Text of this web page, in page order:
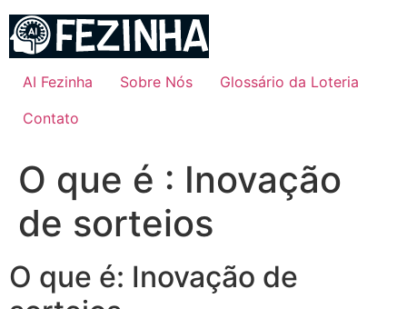
para
conteúdo
AI Fezinha Sobre Nós
Glossário da Loteria
Contato
O que é : Inovação
de sorteios
O que é: Inovação de